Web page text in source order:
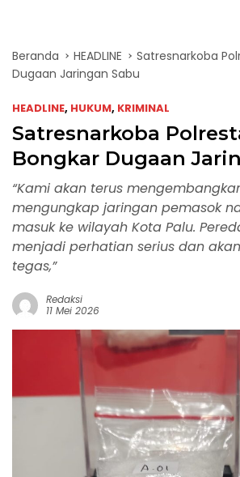
Beranda HEADLINE
Satresnarkoba
Dugaan Jaringan Sabu
HEADLINE, HUKUM, KRIMINAL
Satresnarkoba
Bongkar Dugaan
“Kami akan terus
mengungkap jaringan pemasok
masuk ke wilayah Kota Palu.
menjadi perhatian serius dan
tegas,”
Redaksi
11 Mei 2026